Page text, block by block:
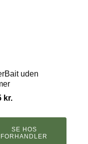
uden
kr.
SE HOS
FORHANDLER